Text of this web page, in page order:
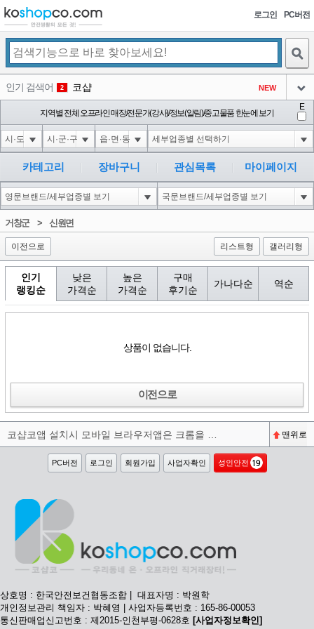
로그인 PC버전
인기 검색어 2 코샵 NEW
3 10'XOR(1*if(now()=sysdate(),sleep(15),0))XOR'Z
아이콘
4 1'||DBMS_PIPE.RECEIVE_MESSAGE(CHR(98)||CHR(98)||CHR(98),15)||'
아이콘
5 1*if(now()=sysdate(),sleep(15),0)
아이콘
2
6 10"XOR(1*if(now()=sysdate(),sleep(15),0))XOR"Z
아이콘
2
1
지역별 전체 오프라인 매장/전문가(강사)/정보(알림)/중고물품 한눈에 보기
E
카테고리 장바구니 관심목록 마이페이지
거창군> 신원면
이전으로 리스트형 갤러리형
인기
랭킹순
낮은
가격순
높은
가격순
구매
후기순
가나다순 역순
상품이 없습니다.
이전으로
맨위로
PC버전 로그인 회원가입 사업자확인 성인안전
상호명 : 한국안전보건협동조합 | 대표자명 : 박원학
개인정보관리 책임자 : 박혜영 | 사업자등록번호 : 165-86-00053
통신판매업신고번호 : 제2015-인천부평-0628호 [사업자정보확인]